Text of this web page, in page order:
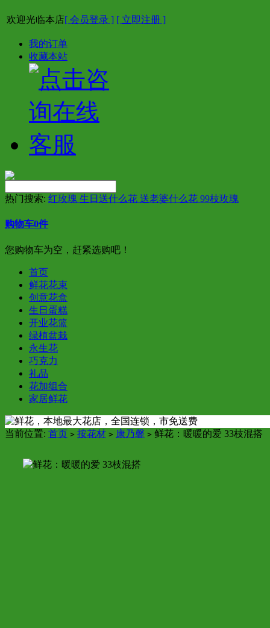
欢迎光临本店[ 会员登录 ] [ 立即注册 ]
我的订单
收藏本站
热门搜索: 红玫瑰 生日送什么花 送老婆什么花 99枝玫瑰
购物车0件
您购物车为空，赶紧选购吧！
首页
鲜花花束
创意花盒
生日蛋糕
开业花篮
绿植盆栽
永生花
巧克力
礼品
花加组合
家居鲜花
当前位置: 首页 > 按花材 > 康乃馨 > 鲜花：暖暖的爱 33枝混搭